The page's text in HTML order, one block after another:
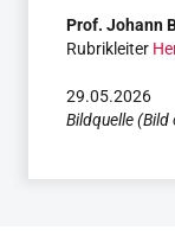
Prof. Johann
Rubrikleiter
29.05.2026
Bildquelle